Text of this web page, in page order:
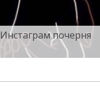
Инстаграм почерня